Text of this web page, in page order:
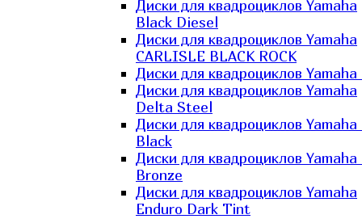
Диски для квадроциклов Yamaha
Black Diesel
Диски для квадроциклов Yamaha
CARLISLE BLACK ROCK
Диски для квадроциклов Yamaha
Диски для квадроциклов Yamaha
Delta Steel
Диски для квадроциклов
Black
Диски для квадроциклов
Bronze
Диски для квадроциклов Yamaha
Enduro Dark Tint